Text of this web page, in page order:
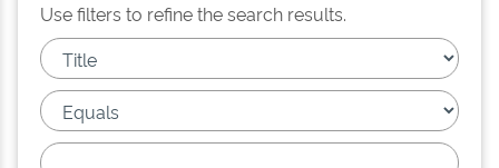
Use filters to refine the search results.